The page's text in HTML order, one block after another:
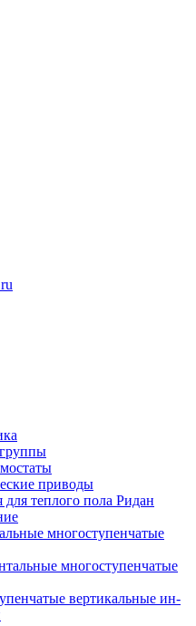
приводы
теплого пола Ридан
многоступенчатые
многоступенчатые
вертикальные ин-